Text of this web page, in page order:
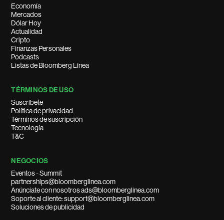
Economía
Mercados
Dólar Hoy
Actualidad
Cripto
Finanzas Personales
Podcasts
Listas de Bloomberg Línea
TÉRMINOS DE USO
Suscríbete
Política de privacidad
Términos de suscripción
Tecnología
T&C
NEGOCIOS
Eventos - Summit
partnerships@bloomberglinea.com
Anúnciate con nosotros ads@bloomberglinea.com
Soporte al cliente: support@bloomberglinea.com
Soluciones de publicidad